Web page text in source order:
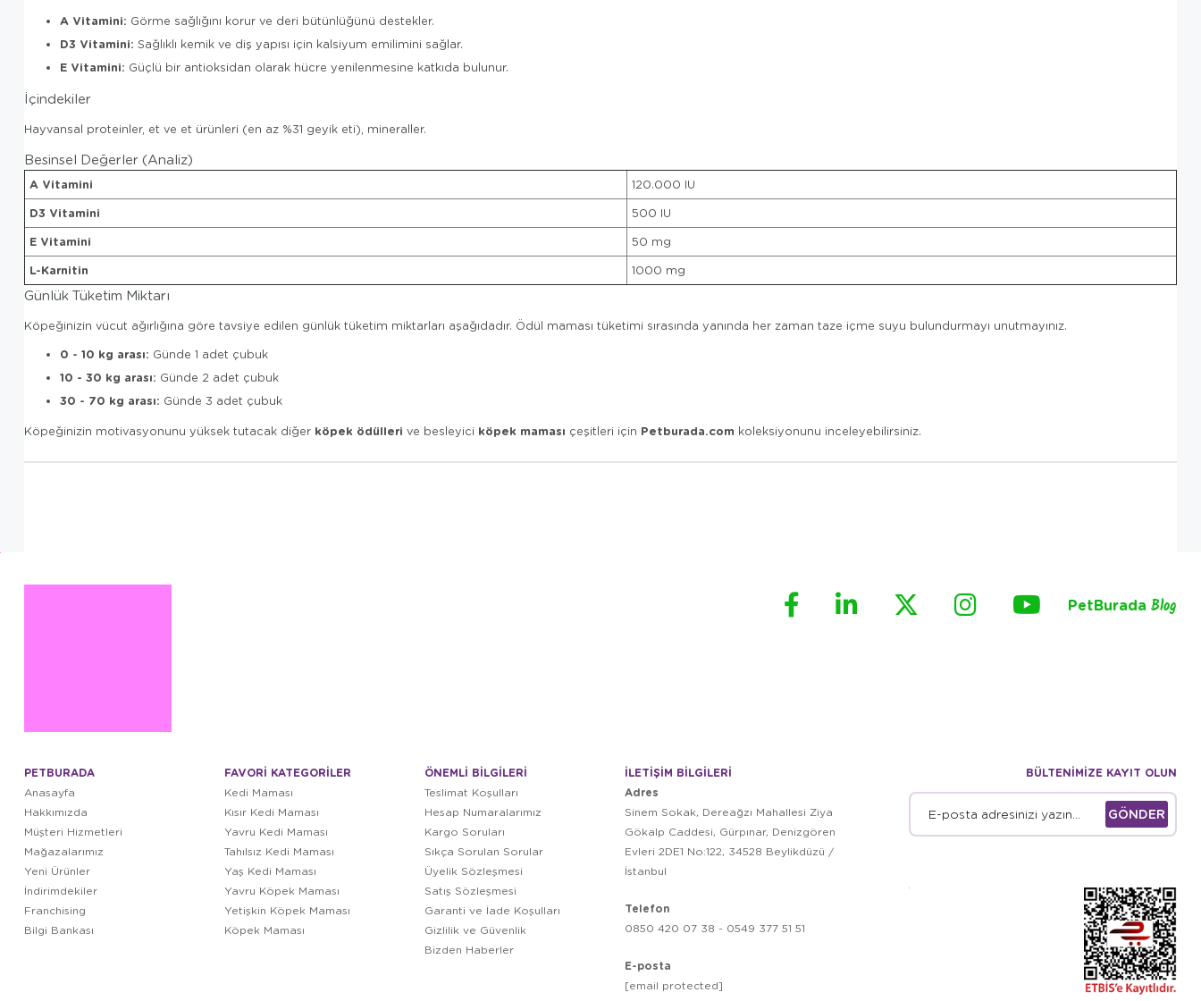
A Vitamini: Görme sağlığını korur ve deri bütünlüğünü destekler.
D3 Vitamini: Sağlıklı kemik ve diş yapısı için kalsiyum emilimini sağlar.
E Vitamini: Güçlü bir antioksidan olarak hücre yenilenmesine katkıda bulunur.
İçindekiler
Hayvansal proteinler, et ve et ürünleri (en az %31 geyik eti), mineraller.
Besinsel Değerler (Analiz)
A Vitamini 120.000 IU
D3 Vitamini 500 IU
E Vitamini 50 mg
L-Karnitin 1000 mg
Günlük Tüketim Miktarı
Köpeğinizin vücut ağırlığına göre tavsiye edilen günlük tüketim miktarları aşağıdadır. Ödül maması tüketimi sırasında yanında her zaman taze içme suyu bulundurmayı unutmayınız.
0 - 10 kg arası: Günde 1 adet çubuk
10 - 30 kg arası: Günde 2 adet çubuk
30 - 70 kg arası: Günde 3 adet çubuk
Köpeğinizin motivasyonunu yüksek tutacak diğer köpek ödülleri ve besleyici köpek maması çeşitleri için Petburada.com koleksiyonunu inceleyebilirsiniz.
PetBurada Blog
PETBURADA
Anasayfa
Hakkımızda
Müşteri Hizmetleri
Mağazalarımız
Yeni Ürünler
İndirimdekiler
Franchising
Bilgi Bankası
FAVORİ KATEGORİLER
Kedi Maması
Kısır Kedi Maması
Yavru Kedi Maması
Tahılsız Kedi Maması
Yaş Kedi Maması
Yavru Köpek Maması
Yetişkin Köpek Maması
Köpek Maması
ÖNEMLİ BİLGİLERİ
Teslimat Koşulları
Hesap Numaralarımız
Kargo Soruları
Sıkça Sorulan Sorular
Üyelik Sözleşmesi
Satış Sözleşmesi
Garanti ve İade Koşulları
Gizlilik ve Güvenlik
Bizden Haberler
İLETİŞİM BİLGİLERİ
Adres
Sinem Sokak, Dereağzı Mahallesi Ziya
Gökalp Caddesi, Gürpınar, Denizgören
Evleri 2DE1 No:122, 34528 Beylikdüzü /
İstanbul
Telefon
0850 420 07 38 - 0549 377 51 51
E-posta
[email protected]
BÜLTENİMİZE KAYIT OLUN
GÖNDER